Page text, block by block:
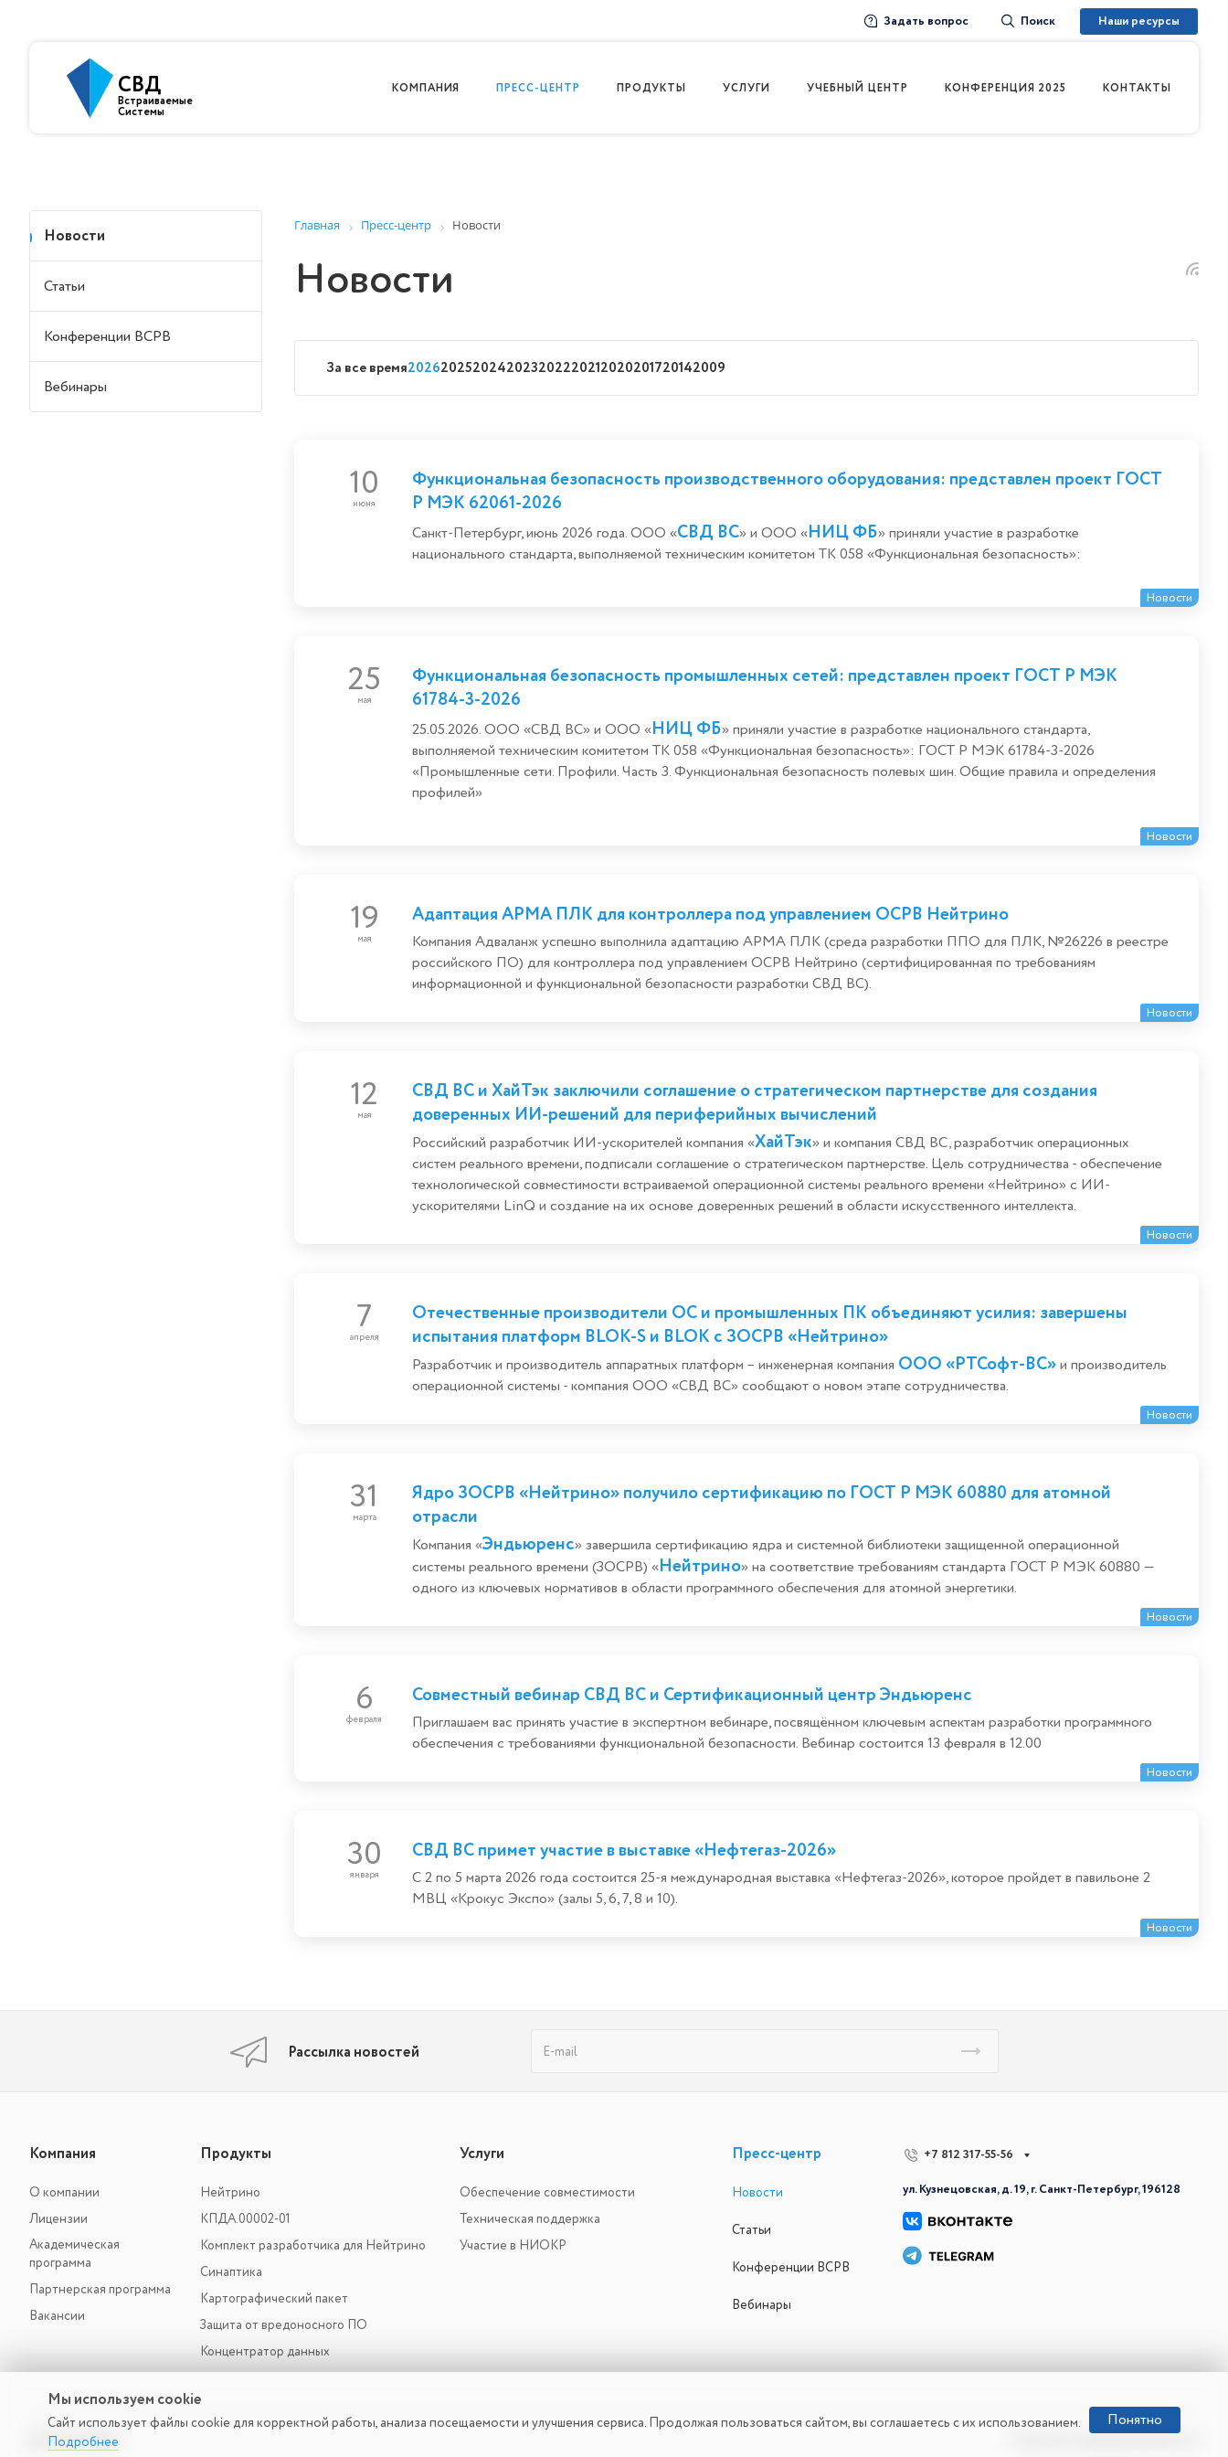
Наши ресурсы
Задать вопрос Поиск
СВД
Встраиваемые
Системы
КОМПАНИЯ ПРЕСС-ЦЕНТР ПРОДУКТЫ УСЛУГИ УЧЕБНЫЙ ЦЕНТР КОНФЕРЕНЦИЯ 2025 КОНТАКТЫ
Главная Пресс-центр Новости
Новости
За все время2026202520242023202220212020201720142009
Новости
10
июня
Функциональная безопасность производственного оборудования: представлен проект ГОСТ
Р МЭК 62061-2026
Санкт-Петербург, июнь 2026 года. ООО «СВД ВС» и ООО «НИЦ ФБ» приняли участие в разработке
национального стандарта, выполняемой техническим комитетом ТК 058 «Функциональная безопасность»:
Новости
25
мая
Функциональная безопасность промышленных сетей: представлен проект ГОСТ Р МЭК
61784-3-2026
25.05.2026. ООО «СВД ВС» и ООО «НИЦ ФБ» приняли участие в разработке национального стандарта,
выполняемой техническим комитетом ТК 058 «Функциональная безопасность»: ГОСТ Р МЭК 61784-3-2026
«Промышленные сети. Профили. Часть 3. Функциональная безопасность полевых шин. Общие правила и определения
профилей»
Новости
19
мая
Адаптация АРМА ПЛК для контроллера под управлением ОСРВ Нейтрино
Компания Адваланж успешно выполнила адаптацию АРМА ПЛК (среда разработки ППО для ПЛК, №26226 в реестре
российского ПО) для контроллера под управлением ОСРВ Нейтрино (сертифицированная по требованиям
информационной и функциональной безопасности разработки СВД ВС).
Новости
12
мая
СВД ВС и ХайТэк заключили соглашение о стратегическом партнерстве для создания
доверенных ИИ-решений для периферийных вычислений
Российский разработчик ИИ-ускорителей компания «ХайТэк» и компания СВД ВС, разработчик операционных
систем реального времени, подписали соглашение о стратегическом партнерстве. Цель сотрудничества - обеспечение
технологической совместимости встраиваемой операционной системы реального времени «Нейтрино» с ИИ-
ускорителями LinQ и создание на их основе доверенных решений в области искусственного интеллекта.
Новости
7
апреля
Отечественные производители ОС и промышленных ПК объединяют усилия: завершены
испытания платформ BLOK-S и BLOK с ЗОСРВ «Нейтрино»
Разработчик и производитель аппаратных платформ – инженерная компания ООО «РТСофт-ВС» и производитель
операционной системы - компания ООО «СВД ВС» сообщают о новом этапе сотрудничества.
Новости
31
марта
Ядро ЗОСРВ «Нейтрино» получило сертификацию по ГОСТ Р МЭК 60880 для атомной
отрасли
Компания «Эндьюренс» завершила сертификацию ядра и системной библиотеки защищенной операционной
системы реального времени (ЗОСРВ) «Нейтрино» на соответствие требованиям стандарта ГОСТ Р МЭК 60880 —
одного из ключевых нормативов в области программного обеспечения для атомной энергетики.
Новости
6
февраля
Совместный вебинар СВД ВС и Сертификационный центр Эндьюренс
Приглашаем вас принять участие в экспертном вебинаре, посвящённом ключевым аспектам разработки программного
обеспечения с требованиями функциональной безопасности. Вебинар состоится 13 февраля в 12.00
Новости
30
января
СВД ВС примет участие в выставке «Нефтегаз-2026»
С 2 по 5 марта 2026 года состоится 25-я международная выставка «Нефтегаз-2026», которое пройдет в павильоне 2
МВЦ «Крокус Экспо» (залы 5, 6, 7, 8 и 10).
Новости
Статьи
Конференции ВСРВ
Вебинары
Рассылка новостей
Компания
О компании
Лицензии
Академическая
программа
Партнерская программа
Вакансии
Продукты
Нейтрино
КПДА.00002-01
Комплект разработчика для Нейтрино
Синаптика
Картографический пакет
Защита от вредоносного ПО
Концентратор данных
Услуги
Обеспечение совместимости
Техническая поддержка
Участие в НИОКР
Пресс-центр
Новости
Статьи
Конференции ВСРВ
Вебинары
+7 812 317-55-56
ул. Кузнецовская, д. 19, г. Санкт-Петербург, 196128
© 2026 СВД ВС
Мы используем cookie
Сайт использует файлы cookie для корректной работы, анализа посещаемости и улучшения сервиса. Продолжая пользоваться сайтом, вы соглашаетесь с их использованием.
Подробнее
Понятно